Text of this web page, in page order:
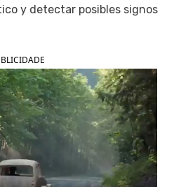
y detectar posibles signos